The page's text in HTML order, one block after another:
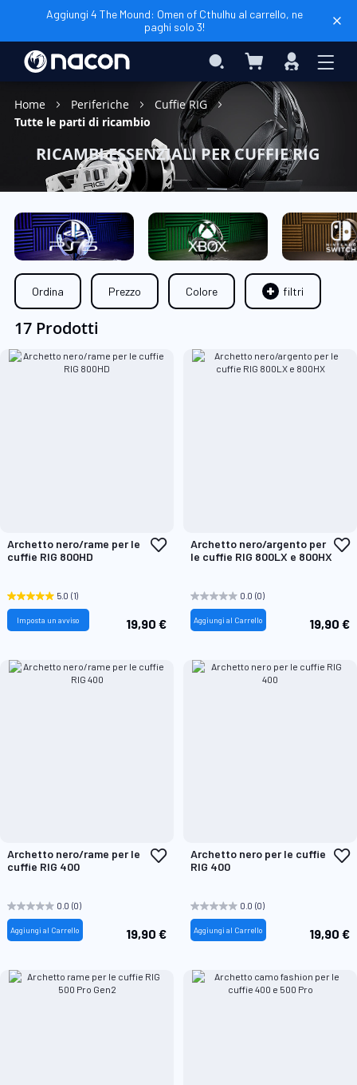
Aggiungi 4 The Mound: Omen of Cthulhu al carrello, ne
paghi solo 3!
Search Carrello Accedi
Home Periferiche
Cuffie RIG
Tutte le parti di ricambio
RICAMBI ESSENZIALI PER CUFFIE RIG
Ordina Prezzo Colore filtri
17 Prodotti
Archetto nero/rame per le
cuffie RIG 800HD
Aggiungi
5.0 (1)
19,90 €
Imposta un avviso
Archetto nero/argento per
le cuffie RIG 800LX e 800HX
0.0 (0)
19,90 €
Aggiungi al Carrello
Archetto nero/rame per le
cuffie RIG 400
Aggiungi
0.0 (0)
19,90 €
Aggiungi al Carrello
Archetto nero per le cuffie
RIG 400
0.0 (0)
19,90 €
Aggiungi al Carrello